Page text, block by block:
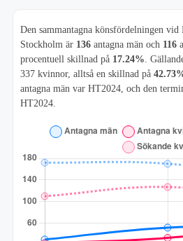
Den sammantagna könsfördelningen
Stockholm är 136 antagna män och 116
procentuell skillnad på 17.24% .
337 kvinnor, alltså en skillnad på
antagna män var HT2024, och den
HT2024.